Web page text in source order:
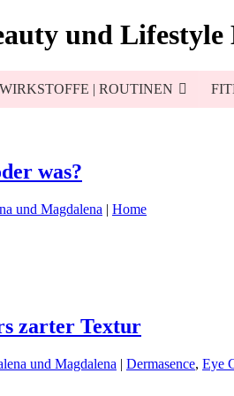
und Lifestyle
WIRKSTOFFE | ROUTINEN
was?
und Magdalena | Home
zarter Textur
und Magdalena | Dermasence, Eye